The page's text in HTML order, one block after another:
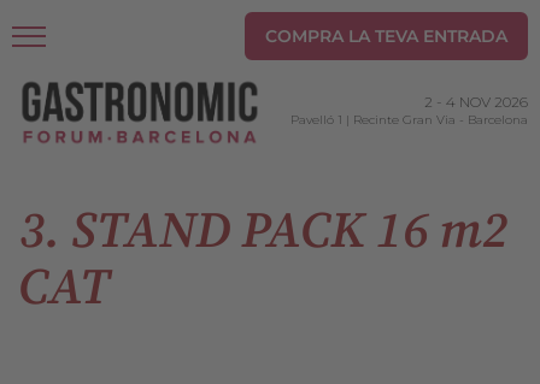
COMPRA LA TEVA ENTRADA
2 - 4 NOV 2026
Pavelló 1 | Recinte Gran Via - Barcelona
3. STAND PACK 16 m2
CAT